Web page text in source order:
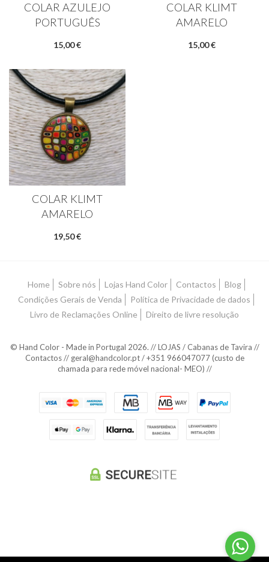
COLAR AZULEJO
PORTUGUÊS
15,00 €
COLAR KLIMT
AMARELO
15,00 €
COLAR KLIMT
AMARELO
19,50 €
Home Sobre nós Lojas Hand Color Contactos
Blog
Condições Gerais de Venda
Política de Privacidade de dados
Livro de Reclamações Online
Direito de livre resolução
© Hand Color - Made in Portugal 2026. // LOJAS / Cabanas de Tavira //
Contactos // geral@handcolor.pt / +351 966047077 (custo de
chamada para rede móvel nacional- MEO) //